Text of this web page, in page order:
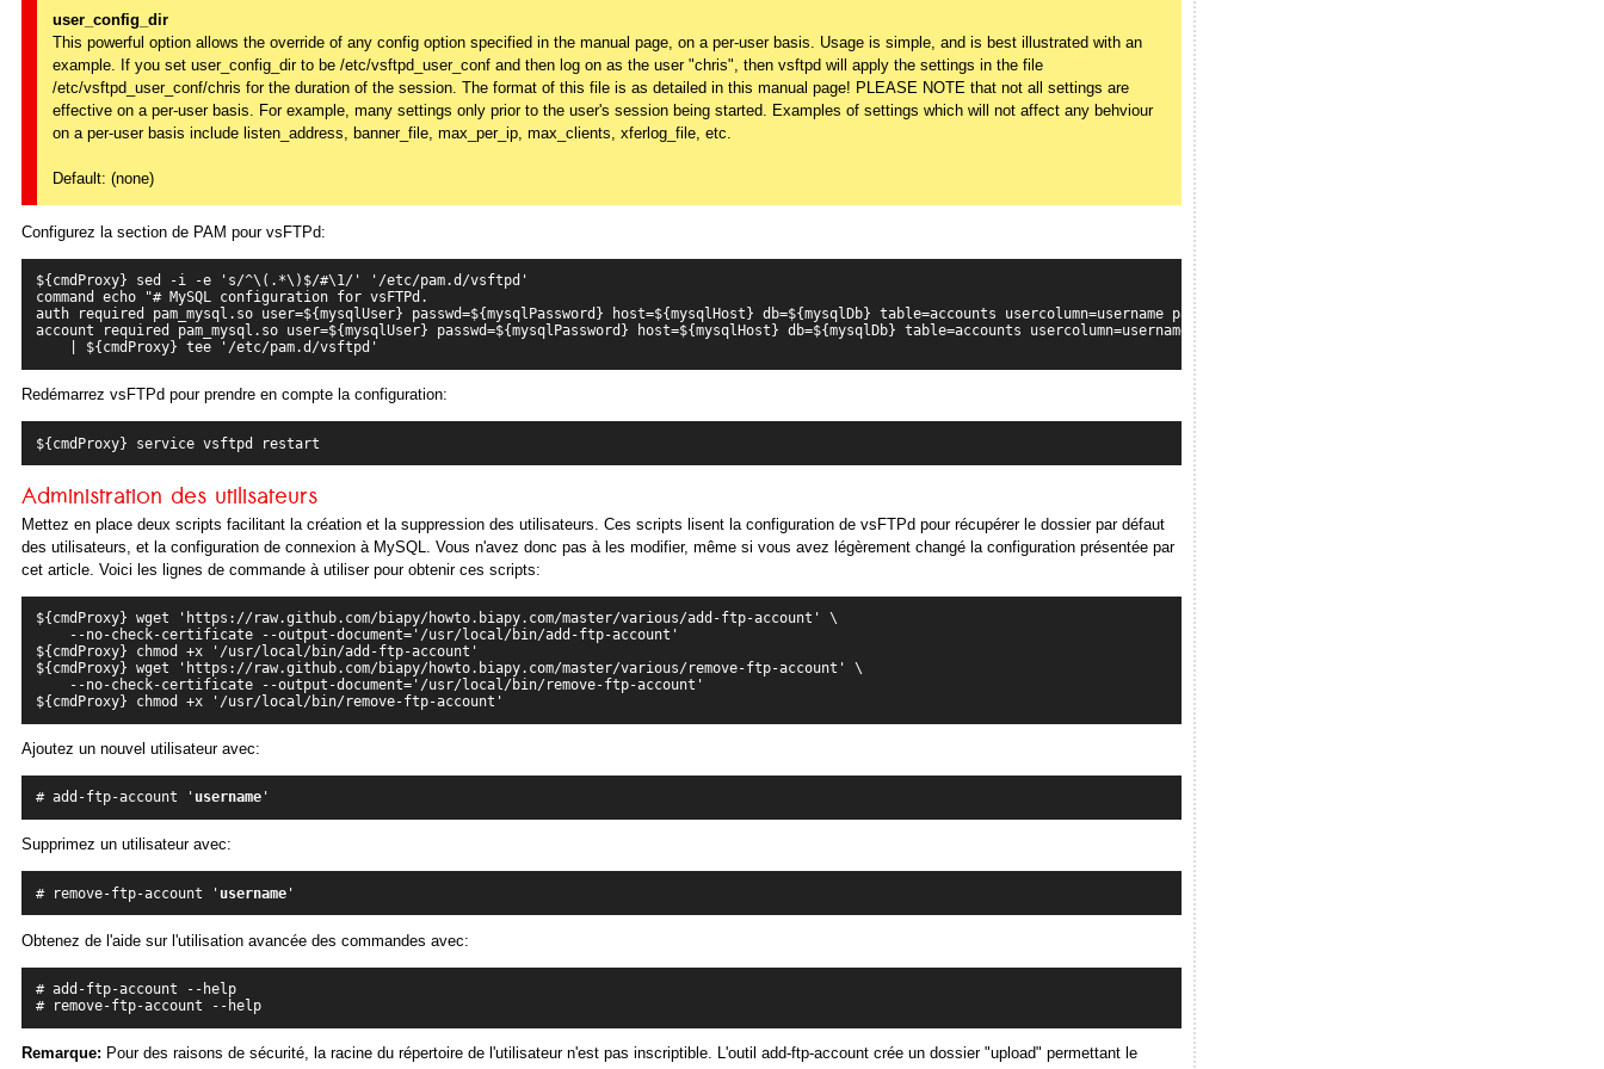
user_config_dir
This powerful option allows the override of any config option specified in the manual page, on a per-user basis. Usage is simple, and is best illustrated with an
example. If you set user_config_dir to be /etc/vsftpd_user_conf and then log on as the user "chris", then vsftpd will apply the settings in the file
/etc/vsftpd_user_conf/chris for the duration of the session. The format of this file is as detailed in this manual page! PLEASE NOTE that not all settings are
effective on a per-user basis. For example, many settings only prior to the user's session being started. Examples of settings which will not affect any behviour
on a per-user basis include listen_address, banner_file, max_per_ip, max_clients, xferlog_file, etc.
Default: (none)
Configurez la section de PAM pour vsFTPd:
${cmdProxy} sed -i -e 's/^\(.*\)$/#\1/' '/etc/pam.d/vsftpd'
command echo "# MySQL configuration for vsFTPd.
auth required pam_mysql.so user=${mysqlUser} passwd=${mysqlPassword} host=${mysqlHost} db=${mysqlDb} table=accounts usercolumn=username passwdcolumn=pass crypt=2
account required pam_mysql.so user=${mysqlUser} passwd=${mysqlPassword} host=${mysqlHost} db=${mysqlDb} table=accounts usercolumn=username passwdcolumn=pass crypt=2" \
Redémarrez vsFTPd pour prendre en compte la configuration:
Administration des utilisateurs
Mettez en place deux scripts facilitant la création et la suppression des utilisateurs. Ces scripts lisent la configuration de vsFTPd pour récupérer le dossier par défaut
des utilisateurs, et la configuration de connexion à MySQL. Vous n'avez donc pas à les modifier, même si vous avez légèrement changé la configuration présentée par
cet article. Voici les lignes de commande à utiliser pour obtenir ces scripts:
${cmdProxy} wget 'https://raw.github.com/biapy/howto.biapy.com/master/various/add-ftp-account' \
    --no-check-certificate --output-document='/usr/local/bin/add-ftp-account'
${cmdProxy} chmod +x '/usr/local/bin/add-ftp-account'
${cmdProxy} wget 'https://raw.github.com/biapy/howto.biapy.com/master/various/remove-ftp-account' \
    --no-check-certificate --output-document='/usr/local/bin/remove-ftp-account'
${cmdProxy} chmod +x '/usr/local/bin/remove-ftp-account'
Ajoutez un nouvel utilisateur avec:
# add-ftp-account ' username'
Supprimez un utilisateur avec:
# remove-ftp-account ' username'
Obtenez de l'aide sur l'utilisation avancée des commandes avec:
# add-ftp-account --help
# remove-ftp-account --help
Remarque: Pour des raisons de sécurité, la racine du répertoire de l'utilisateur n'est pas inscriptible. L'outil add-ftp-account crée un dossier "upload" permettant le